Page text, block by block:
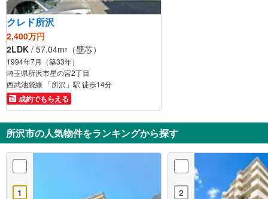
クレド所沢
2,400万円
2LDK / 57.04m2 （壁芯）
1994年7月（築33年）
埼玉県所沢市星の宮2丁目
西武池袋線 「所沢」駅 徒歩14分
成約でもらえる
所沢市の人気物件をランキングから探す
1 2